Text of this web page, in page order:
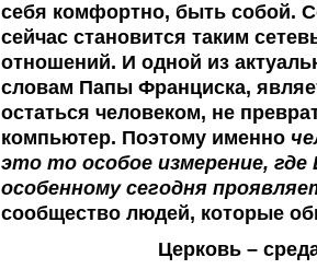
себя комфортно, быть собой.
сейчас становится таким
отношений. И одной из
словам Папы Франциска,
остаться человеком, не
компьютер. Поэтому именно
это то особое измерение, где
особенному сегодня
сообщество людей, которые
Церковь –